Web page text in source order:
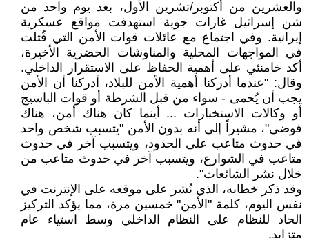
والعشرين من أكتوبر/تشرين الأول، بعد يوم واحد من
شن إسرائيل غارات جوية استهدفت مواقع عسكرية
إيرانية. وفي اجتماع مع عائلات قوات الأمن التي قُتلت
في المواجهات المحلية والمناوشات الحضرية الأخيرة،
أكد خامنئي على أهمية الحفاظ على الاستقرار الداخلي.
وقال: "عندما أدركنا أهمية الأمن للبلاد، أدركنا أن الأمن
يجب أن يُحمى - سواء من قبل الشرطة أو قوات الباسيج
أو وكالات الاستخبارات ... أينما كان هناك أمن، هناك
فوضى"، مشيراً إلى أنه بدون الأمن "يتسبب شخص واحد
في حدوث متاعب على الحدود، ويتسبب آخر في حدوث
متاعب في الشوارع، ويتسبب آخر في حدوث متاعب من
خلال نشر الشائعات".
وقد ذكر خطابه، الذي نُشر على موقعه على الإنترنت في
نفس اليوم، كلمة "الأمن" خمسين مرة، مما يؤكد التركيز
الحاد للنظام على النظام الداخلي وسط استياء عام
متزايد.